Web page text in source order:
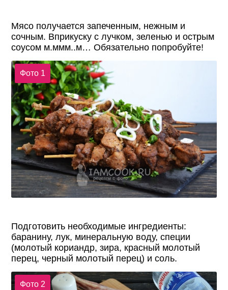
Мясо получается запеченным, нежным и
сочным. Вприкуску с лучком, зеленью и острым
соусом м.ммм..м… Обязательно попробуйте!
Фото 1
Подготовить необходимые ингредиенты:
баранину, лук, минеральную воду, специи
(молотый кориандр, зира, красный молотый
перец, черный молотый перец) и соль.
Фото 2